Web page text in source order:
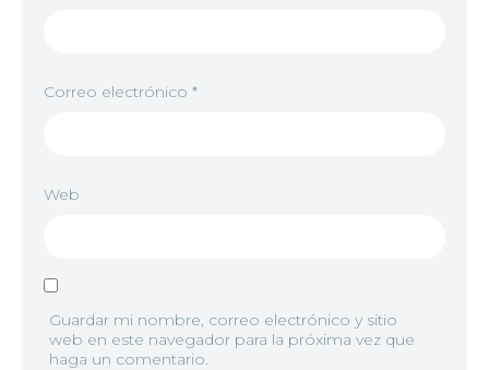
Correo electrónico *
Web
Guardar mi nombre, correo electrónico y sitio
web en este navegador para la próxima vez que
haga un comentario.